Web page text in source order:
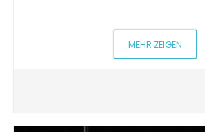
MEHR ZEIGEN